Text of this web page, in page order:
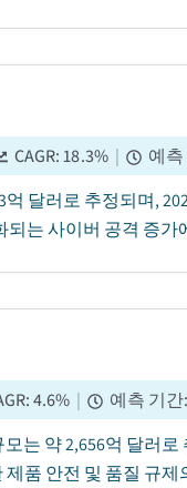
CAGR:18.3% | 예
달러로 추정되며,
는 사이버 공격 증
4.6% | 예측 기간
는 약 2,656억 달러
품 안전 및 품질 규